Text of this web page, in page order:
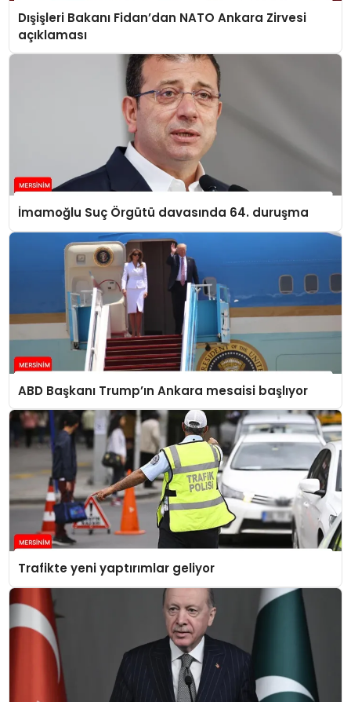
Dışişleri Bakanı Fidan’dan NATO Ankara Zirvesi
açıklaması
İmamoğlu Suç Örgütü davasında 64. duruşma
ABD Başkanı Trump’ın Ankara mesaisi başlıyor
Trafikte yeni yaptırımlar geliyor